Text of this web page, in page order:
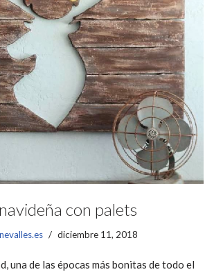
con palets
diciembre 11, 2018
una de las épocas más bonitas de todo el